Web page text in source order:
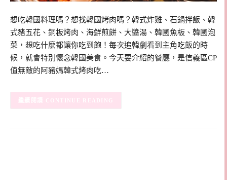
想吃韓國料理嗎？想找韓國烤肉嗎？韓式炸雞、石鍋拌飯、韓
式豬五花、銅板烤肉、海鮮煎餅、大醬湯、韓國魚板、韓國泡
菜，想吃什麼都讓你吃到飽！每次追韓劇看到主角吃飯的時
候，就會特別懷念韓國美食。今天要介紹的餐廳，是信義區CP
值無敵的阿豬媽韓式烤肉吃…
CONTINUE READING